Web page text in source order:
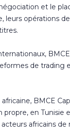
et le
opérations
de
BMCE
en Tunisie
africains de